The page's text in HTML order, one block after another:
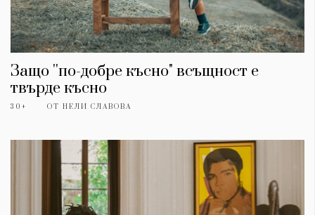
Защо ''по-добре късно" всъщност е
твърде късно
30+ ОТ НЕЛИ СЛАВОВА